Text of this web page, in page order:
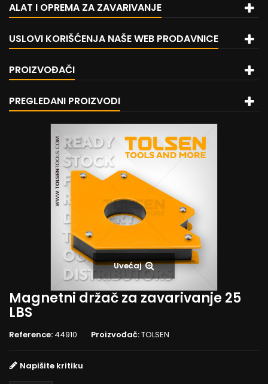
ALAT I OPREMA ZA ZAVARIVANJE
USLOVI KORIŠĆENJA NAŠE WEB PRODAVNICE
PROIZVOĐAČI
PREGLEDANI PROIZVODI
Uvećaj
Magnetni držač za zavarivanje 25
LBS
Reference: 44910 Proizvođač:TOLSEN
Napišite kritiku